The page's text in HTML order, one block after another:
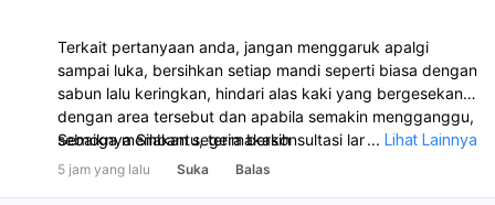
Terkait pertanyaan anda, jangan menggaruk apalgi
sampai luka, bersihkan setiap mandi seperti biasa dengan
sabun lalu keringkan, hindari alas kaki yang bergesekan
dengan area tersebut dan apabila semakin mengganggu,
sebaiknya Silakan segera berkonsultasi langsung dengan
dokter di klinik atau puskesmas terdekat untuk
Semoga membantu, terimakasih ... Lihat Lainnya
5 jam yang lalu Suka Balas